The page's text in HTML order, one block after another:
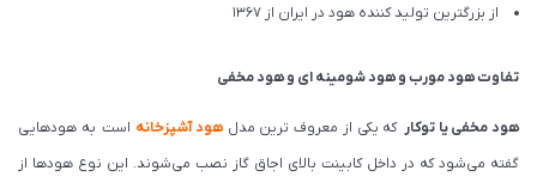
از بزرگترین تولید کننده هود در ایران از 1367
تفاوت هود مورب و هود شومینه ای و هود مخفی
هود مخفی یا توکار که یکی از معروف ترین مدلهود آشپزخانه است به هودهایی
گفته می‌شود که در داخل کابینت بالای اجاق گاز نصب می‌شوند. این نوع هودها از